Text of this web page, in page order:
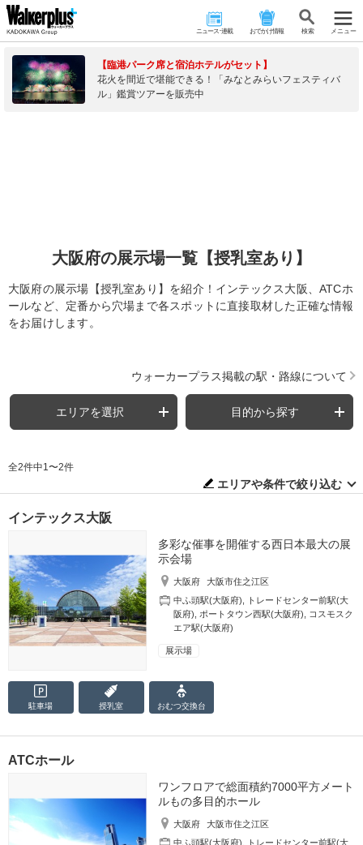
ニュース･連載 おでかけ情報 検 索 メニュー
【臨港パーク席と宿泊ホテルがセット】
花火を間近で堪能できる！「みなとみらいフェスティバ
ル」鑑賞ツアーを販売中
大阪府の展示場一覧【授乳室あり】
大阪府の展示場【授乳室あり】を紹介！インテックス大阪、ATCホ
ールなど、定番から穴場まで各スポットに直接取材した正確な情報
をお届けします。
ウォーカープラス掲載の駅・路線について
エリアを選択 目的から探す
全2件中1〜2件
エリアや条件で絞り込む
インテックス大阪
多彩な催事を開催する西日本最大の展
示会場
大阪府
大阪市住之江区
中ふ頭駅(大阪府)
トレードセンター前駅(大
阪府)
ポートタウン西駅(大阪府)
コスモスク
エア駅(大阪府)
展示場
駐車場 授乳室 おむつ交換台
ATCホール
ワンフロアで総面積約7000平方メート
ルもの多目的ホール
大阪府
大阪市住之江区
中ふ頭駅(大阪府)
トレードセンター前駅(大